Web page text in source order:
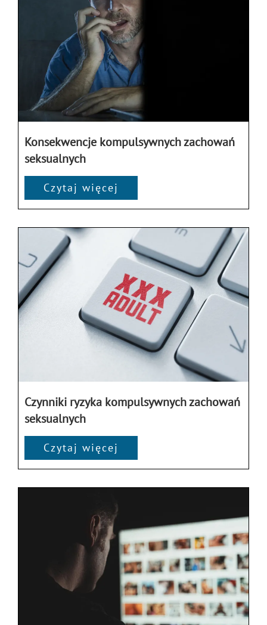
Konsekwencje kompulsywnych zachowań
seksualnych
Czytaj więcej
Czynniki ryzyka kompulsywnych zachowań
seksualnych
Czytaj więcej